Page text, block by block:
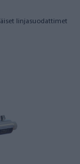
linjasuodattimet